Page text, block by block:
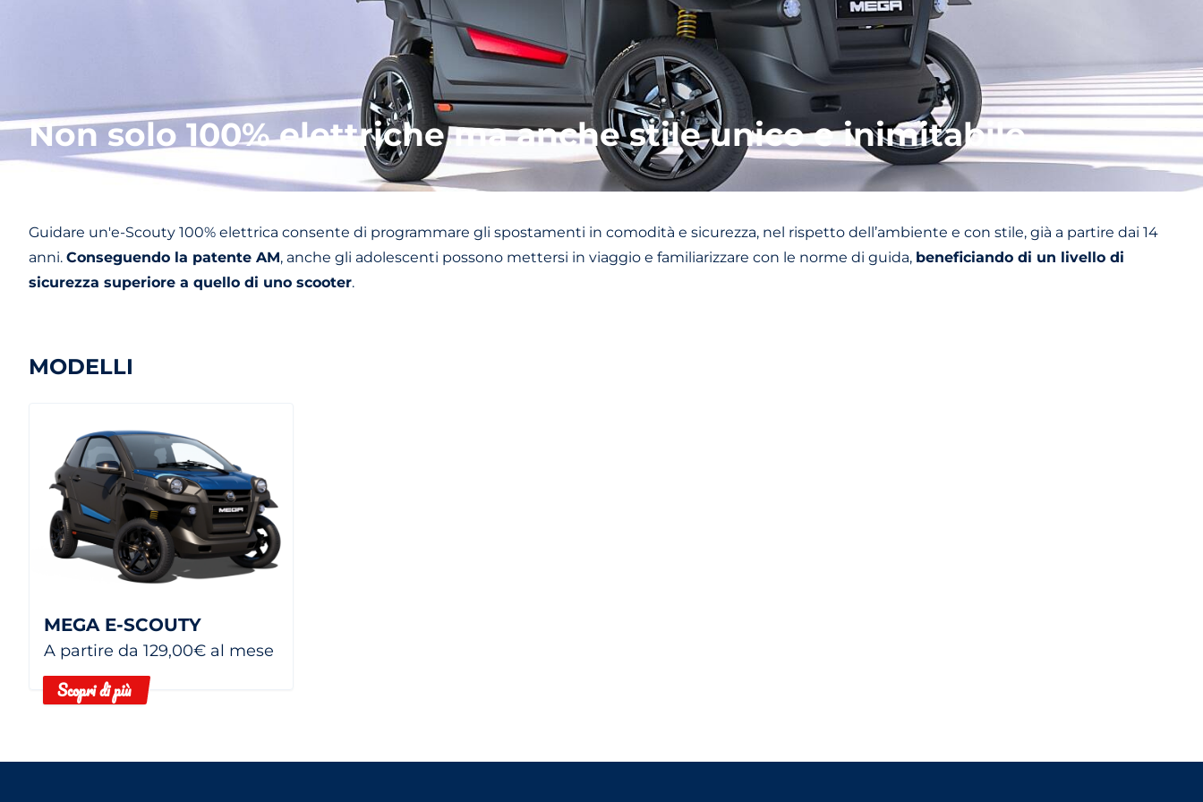
Non solo 100% elettriche ma anche stile unico e inimitabile.
Guidare un'e-Scouty 100% elettrica consente di programmare gli spostamenti in comodità e sicurezza, nel rispetto dell’ambiente e con stile, già a partire dai 14
anni. Conseguendo la patente AM, anche gli adolescenti possono mettersi in viaggio e familiarizzare con le norme di guida, beneficiando di un livello di
sicurezza superiore a quello di uno scooter.
MODELLI
MEGA E-SCOUTY
A partire da 129,00€ al mese
Scopri di più